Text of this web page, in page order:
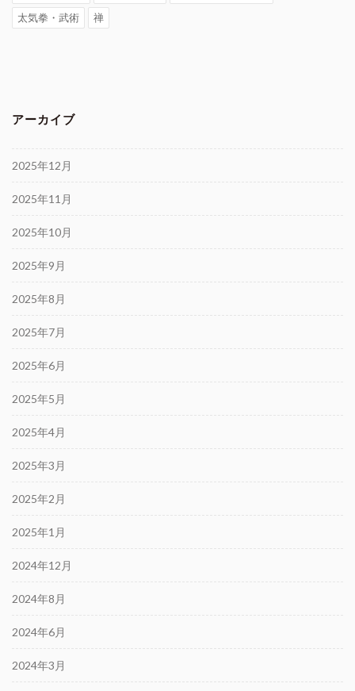
太気拳・武術 禅
アーカイブ
2025年12月
2025年11月
2025年10月
2025年9月
2025年8月
2025年7月
2025年6月
2025年5月
2025年4月
2025年3月
2025年2月
2025年1月
2024年12月
2024年8月
2024年6月
2024年3月